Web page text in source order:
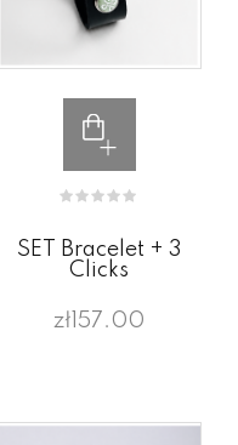
SET Bracelet + 3
Clicks
zł157.00